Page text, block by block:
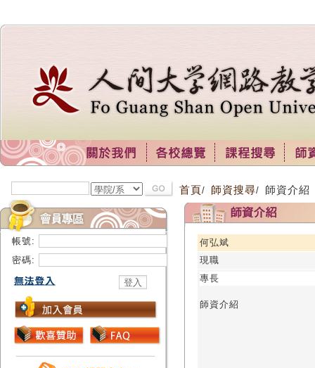
帳號:
密碼:
首頁/ 師資搜尋/ 師資介紹
何弘斌
現職
專長
師資介紹